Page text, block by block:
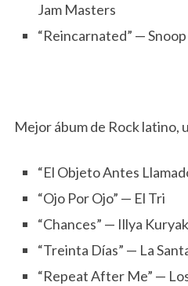
Jam Masters
“Reincarnated” —
Mejor ábum de Rock latino,
“El Objeto Antes
“Ojo Por Ojo” — El Tri
“Chances” — Illya
“Treinta Días” — La
“Repeat After Me” —